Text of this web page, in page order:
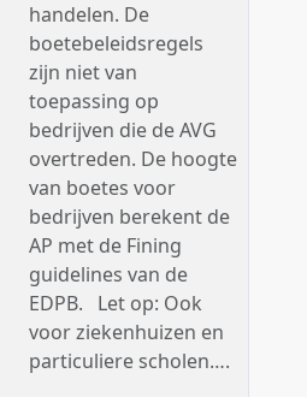
handelen. De
boetebeleidsregels
zijn niet van
toepassing op
bedrijven die de AVG
overtreden. De hoogte
van boetes voor
bedrijven berekent de
AP met de Fining
guidelines van de
EDPB. Let op: Ook
voor ziekenhuizen en
particuliere scholen….